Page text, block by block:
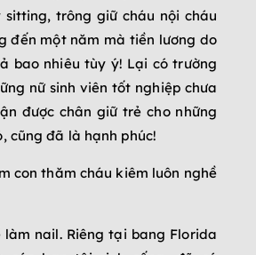
sitting, trông giữ cháu nội cháu
đến một năm mà tiền lương do
bao nhiêu tùy ý! Lại có trường
nữ sinh viên tốt nghiệp chưa
được chân giữ trẻ cho những
cũng đã là hạnh phúc!
con thăm cháu kiêm luôn nghề
làm nail. Riêng tại bang Florida